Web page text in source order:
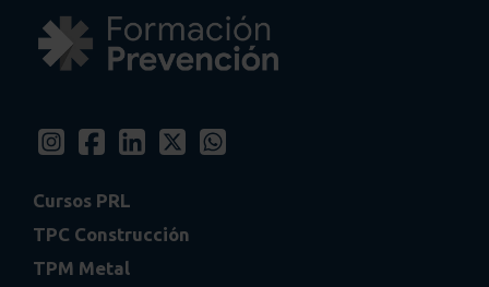
Cursos PRL
TPC Construcción
TPM Metal